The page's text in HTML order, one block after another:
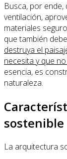
Busca, por
ventilación,
materiales
que también
destruya el
necesita y que
esencia, es
naturaleza.
sostenible
La arquitectura